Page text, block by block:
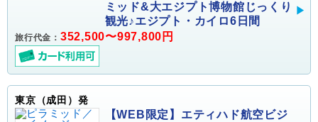
ミッド&大エジプト博物館じっくり
観光♪エジプト・カイロ6日間
旅行代金： 352,500〜997,800円
東京（成田）発
【WEB限定】エティハド航空ビジ